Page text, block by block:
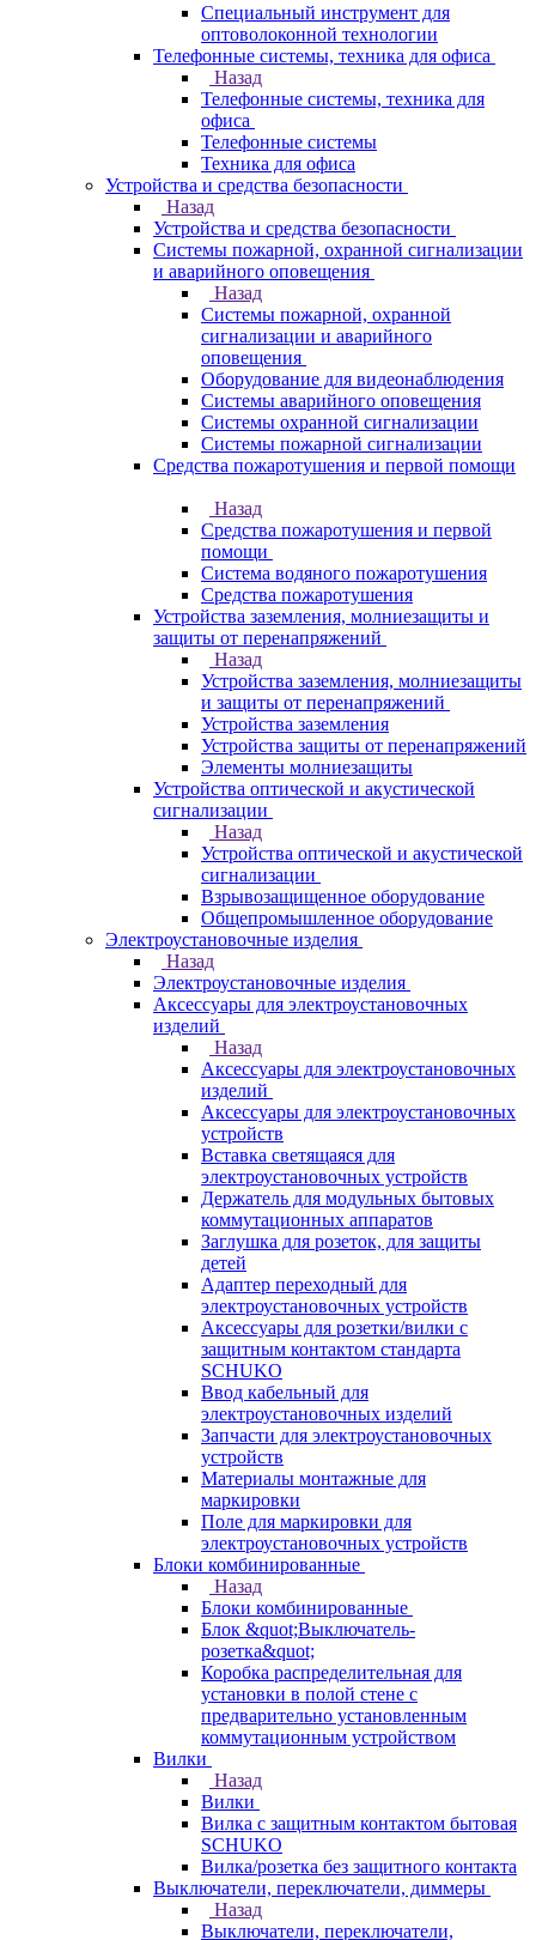
Специальный инструмент для
оптоволоконной технологии
Телефонные системы, техника для офиса
Назад
Телефонные системы, техника для
офиса
Телефонные системы
Техника для офиса
Устройства и средства безопасности
Назад
Устройства и средства безопасности
Системы пожарной, охранной сигнализации
и аварийного оповещения
Назад
Системы пожарной, охранной
сигнализации и аварийного
оповещения
Оборудование для видеонаблюдения
Системы аварийного оповещения
Системы охранной сигнализации
Системы пожарной сигнализации
Средства пожаротушения и первой помощи
Назад
Средства пожаротушения и первой
помощи
Система водяного пожаротушения
Средства пожаротушения
Устройства заземления, молниезащиты и
защиты от перенапряжений
Назад
Устройства заземления, молниезащиты
и защиты от перенапряжений
Устройства заземления
Устройства защиты от перенапряжений
Элементы молниезащиты
Устройства оптической и акустической
сигнализации
Назад
Устройства оптической и акустической
сигнализации
Взрывозащищенное оборудование
Общепромышленное оборудование
Электроустановочные изделия
Назад
Электроустановочные изделия
Аксессуары для электроустановочных
изделий
Назад
Аксессуары для электроустановочных
изделий
Аксессуары для электроустановочных
устройств
Вставка светящаяся для
электроустановочных устройств
Держатель для модульных бытовых
коммутационных аппаратов
Заглушка для розеток, для защиты
детей
Адаптер переходный для
электроустановочных устройств
Аксессуары для розетки/вилки с
защитным контактом стандарта
SCHUKO
Ввод кабельный для
электроустановочных изделий
Запчасти для электроустановочных
устройств
Материалы монтажные для
маркировки
Поле для маркировки для
электроустановочных устройств
Блоки комбинированные
Назад
Блоки комбинированные
Блок &quot;Выключатель-
розетка&quot;
Коробка распределительная для
установки в полой стене с
предварительно установленным
коммутационным устройством
Вилки
Назад
Вилки
Вилка с защитным контактом бытовая
SCHUKO
Вилка/розетка без защитного контакта
Выключатели, переключатели, диммеры
Назад
Выключатели, переключатели,